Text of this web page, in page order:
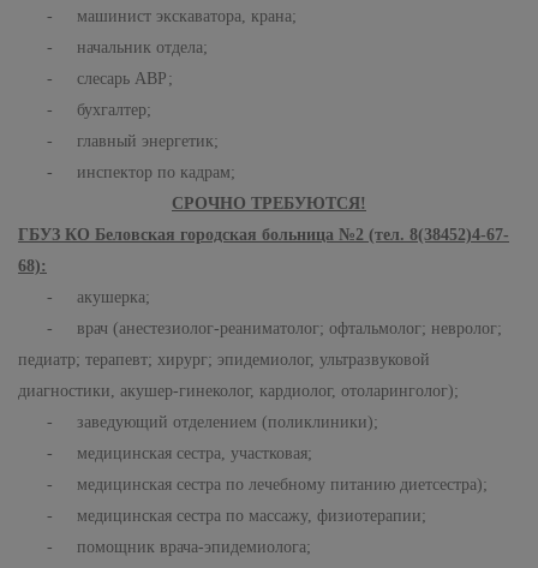
- машинист экскаватора, крана;
- начальник отдела;
- слесарь АВР;
- бухгалтер;
- главный энергетик;
- инспектор по кадрам;
СРОЧНО ТРЕБУЮТСЯ!
ГБУЗ КО Беловская городская больница №2 (тел. 8(38452)4-67-
68):
- акушерка;
- врач (анестезиолог-реаниматолог; офтальмолог; невролог;
педиатр; терапевт; хирург; эпидемиолог, ультразвуковой
диагностики, акушер-гинеколог, кардиолог, отоларинголог);
- заведующий отделением (поликлиники);
- медицинская сестра, участковая;
- медицинская сестра по лечебному питанию диетсестра);
- медицинская сестра по массажу, физиотерапии;
- помощник врача-эпидемиолога;